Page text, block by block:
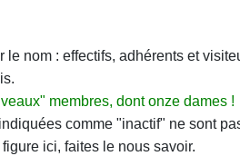
nom : effectifs, adhérents et
membres, dont onze dames !
comme "inactif" ne sont
ici, faites le nous savoir.